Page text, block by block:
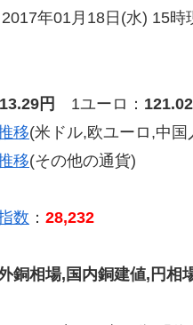
年01月18日(水) 15時
円 1ユーロ：
移(米ドル,欧ユーロ,中国
移(その他の通貨)
数 ： 28,232
銅相場,国内銅建値,円相